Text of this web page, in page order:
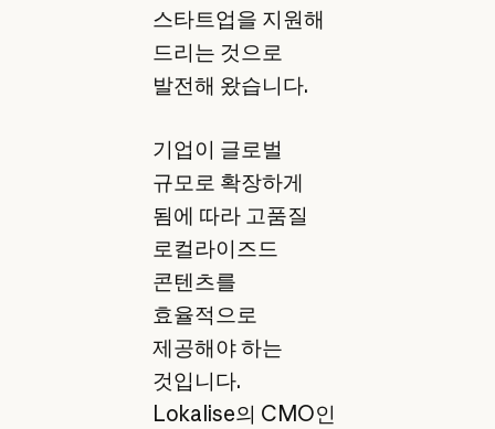
스타트업을 지원해
드리는 것으로
발전해 왔습니다.
기업이 글로벌
규모로 확장하게
됨에 따라 고품질
로컬라이즈드
콘텐츠를
효율적으로
제공해야 하는
것입니다.
Lokalise의 CMO인